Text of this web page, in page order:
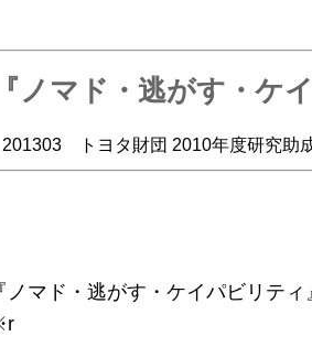
『ノマド・逃がす・ケ
トヨタ財団 2010年度研究助
ド・逃がす・ケイパビリティ